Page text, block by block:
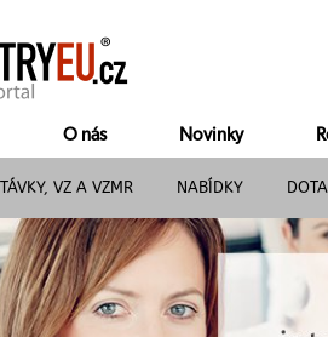
O nás Novinky
VZ A VZMR NABÍDKY